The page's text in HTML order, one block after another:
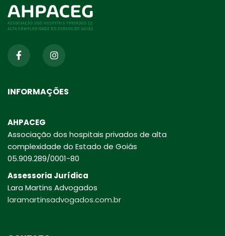
INFORMAÇÕES
AHPACEG
Associação dos hospitais privados de alta
complexidade do Estado de Goiás
05.909.289/0001-80
Assessoria Jurídica
Lara Martins Advogados
laramartinsadvogados.com.br